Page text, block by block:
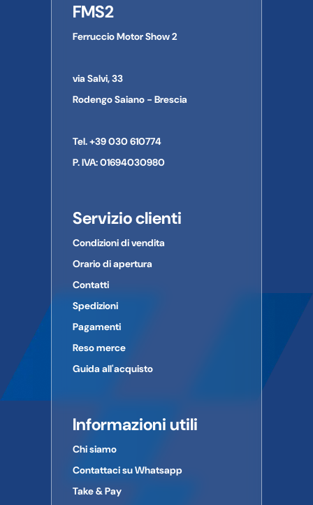
su strada pubblica.
Le immagini a volte possono differire in qualche particolare
Nome dell'azienda:
FMS2
Ferruccio Motor Show 2
via Salvi, 33
Rodengo Saiano - Brescia
Tel. +39 030 610774
P. IVA: 01694030980
Servizio clienti
Condizioni di vendita
Orario di apertura
Contatti
Spedizioni
Pagamenti
Reso merce
Guida all'acquisto
Informazioni utili
Chi siamo
Contattaci su Whatsapp
Take & Pay